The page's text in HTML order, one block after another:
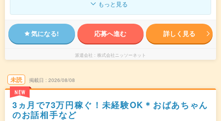
もっと見る
気になる! 応募へ進む 詳しく見る
派遣会社 株式会社ニッソーネット
未読
NEW
掲載日 2026/08/08
3ヵ月で73万円稼ぐ！未経験OK＊おばあちゃん
のお話相手など